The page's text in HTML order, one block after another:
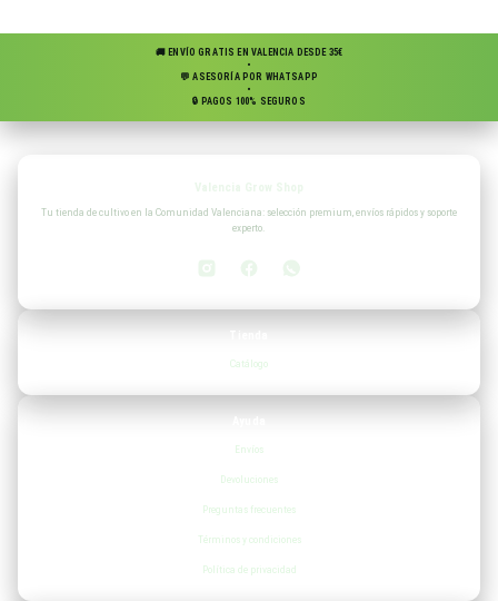
🚚 ENVÍO GRATIS EN VALENCIA DESDE 35€
•
💬 ASESORÍA POR WHATSAPP
•
🔒 PAGOS 100% SEGUROS
Tu tienda de cultivo en la Comunidad Valenciana: selección premium, envíos rápidos y soporte
experto.
Catálogo
Envíos
Devoluciones
Preguntas frecuentes
Términos y condiciones
Política de privacidad